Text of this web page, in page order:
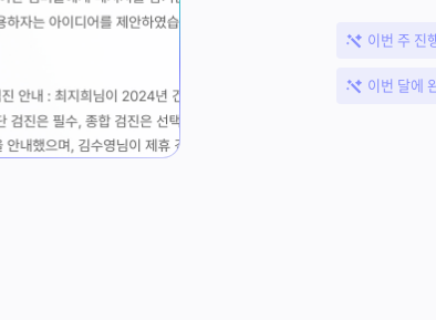
이번 주 진
이번 달에